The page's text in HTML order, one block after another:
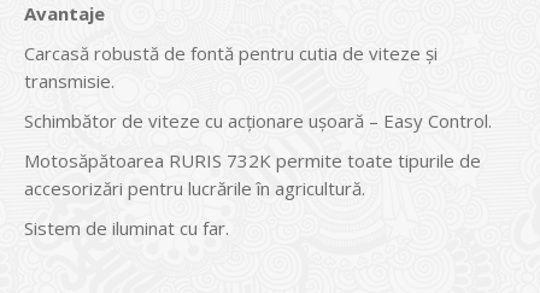
Avantaje
Carcasă robustă de fontă pentru cutia de viteze şi
transmisie.
Schimbător de viteze cu acţionare uşoară – Easy Control.
Motosăpătoarea RURIS 732K permite toate tipurile de
accesorizări pentru lucrările în agricultură.
Sistem de iluminat cu far.